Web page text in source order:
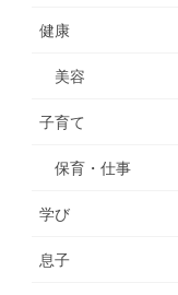
健康
美容
子育て
保育・仕事
学び
息子